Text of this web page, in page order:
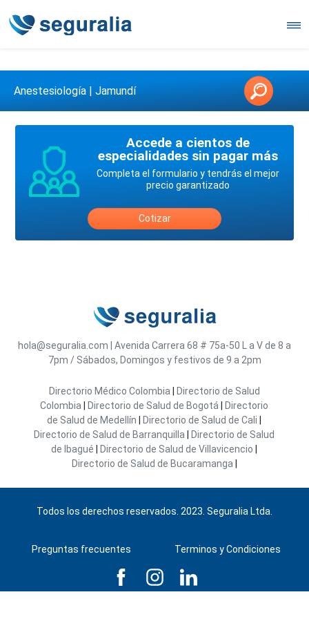
Contáctanos en 3147146006
Anestesiología | Jamundí
Accede a cientos de
especialidades sin pagar más
Completa el formulario y tendrás el mejor
precio garantizado
Cotizar
hola@seguralia.com Avenida Carrera 68 # 75a-50
L a V de 8 a
7pm / Sábados, Domingos y festivos de 9 a 2pm
Directorio Médico Colombia
Directorio de Salud
Colombia
Directorio de Salud de Bogotá
Directorio
de Salud de Medellín
Directorio de Salud de Cali
Directorio de Salud de Barranquilla
Directorio de Salud
de Ibagué
Directorio de Salud de Villavicencio
Directorio de Salud de Bucaramanga
Todos los derechos reservados. 2023. Seguralia Ltda.
Preguntas frecuentes Terminos y Condiciones